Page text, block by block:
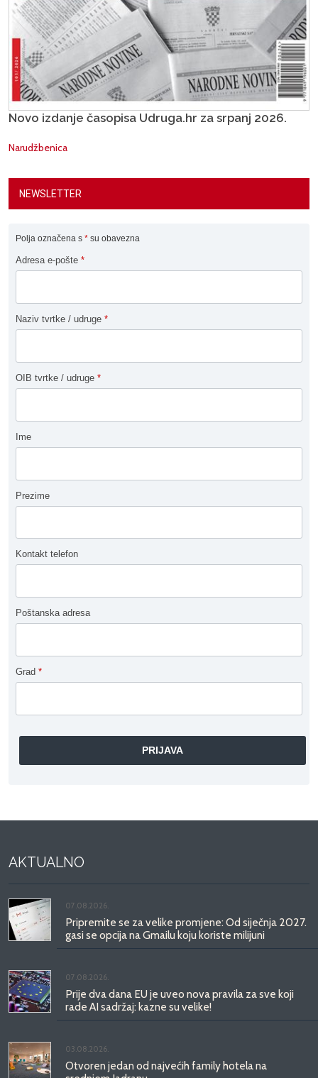
Novo izdanje časopisa Udruga.hr za srpanj 2026.
Narudžbenica
NEWSLETTER
Polja označena s * su obavezna
Adresa e-pošte *
Naziv tvrtke / udruge *
OIB tvrtke / udruge *
Ime
Prezime
Kontakt telefon
Poštanska adresa
Grad *
AKTUALNO
07.08.2026.
Pripremite se za velike promjene: Od siječnja 2027.
gasi se opcija na Gmailu koju koriste milijuni
07.08.2026.
Prije dva dana EU je uveo nova pravila za sve koji
rade AI sadržaj: kazne su velike!
03.08.2026.
Otvoren jedan od najvećih family hotela na